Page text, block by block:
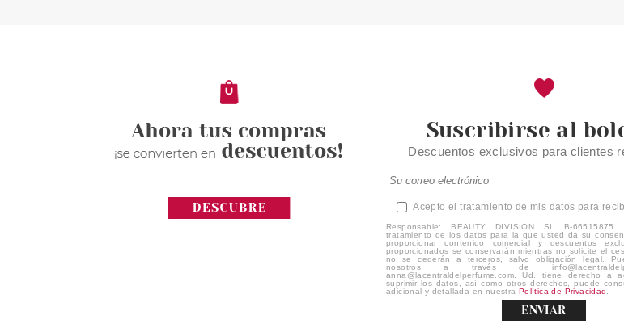
Suscribirse al
Descuentos exclusivos para clientes
Acepto el tratamiento de mis datos para
Responsable: BEAUTY DIVISION SL B-
tratamiento de los datos para la que usted da su
proporcionar contenido comercial y descuentos
proporcionados se conservarán mientras no solicite el
no se cederán a terceros, salvo obligación legal.
nosotros a través de
anna@lacentraldelperfume.com. Ud. tiene derecho a
suprimir los datos, así como otros derechos, puede
adicional y detallada en nuestra Política de Privacidad
ENVIAR